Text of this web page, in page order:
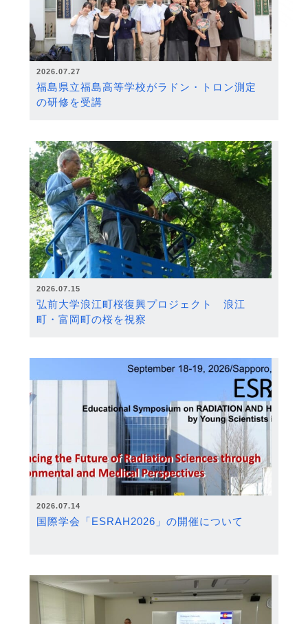
2026.07.27
福島県立福島高等学校がラドン・トロン測定
の研修を受講
2026.07.15
弘前大学浪江町桜復興プロジェクト 浪江
町・富岡町の桜を視察
2026.07.14
国際学会「ESRAH2026」の開催について